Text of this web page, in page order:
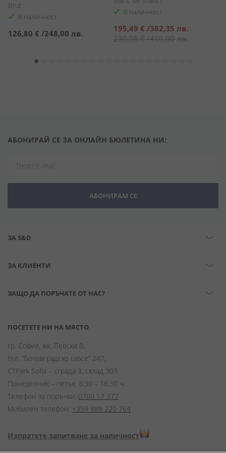
Brut
В наличност
126,80 € /248,00 лв.
В наличност
Специална
цена
195,49 € /382,35 лв.
230,08 €/450,00 лв.
АБОНИРАЙ СЕ ЗА ОНЛАЙН БЮЛЕТИНА НИ:
АБОНИРАМ СЕ
ЗА S&D
ЗА КЛИЕНТИ
ЗАЩО ДА ПОРЪЧАТЕ ОТ НАС?
ПОСЕТЕТЕ НИ НА МЯСТО
гр. София, жк. Левски В,
бул. “Ботевградско шосе” 247,
CTPark Sofia – сграда 3, склад 303
Понеделник – петък: 8:30 – 16:30 ч.
Телефон за поръчки: 0700 17 377
Мобилен телефон: +359 889 220 764
Изпратете запитване за наличност